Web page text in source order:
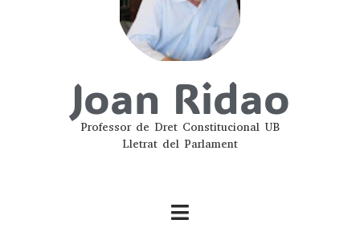
Joan Ridao
Professor de Dret Constitucional UB
Lletrat del Parlament